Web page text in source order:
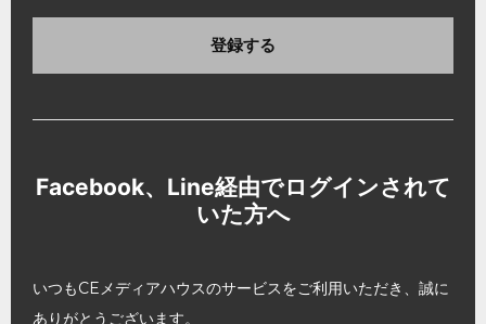
登録する
Facebook、Line経由でログインされて
いた方へ
いつもCEメディアハウスのサービスをご利用いただき、誠に
ありがとうございます。